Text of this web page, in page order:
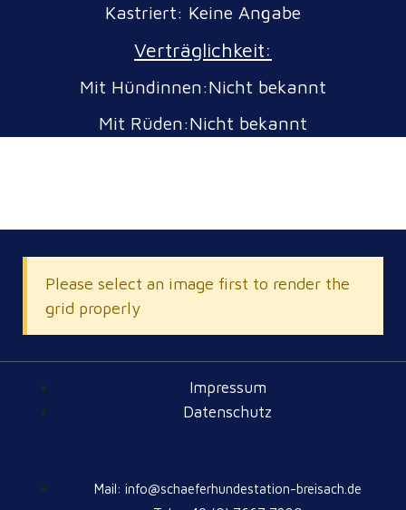
Kastriert: Keine Angabe
Verträglichkeit:
Mit Hündinnen:Nicht bekannt
Mit Rüden:Nicht bekannt
Please select an image first to render the
grid properly
Impressum
Datenschutz
Mail: info@schaeferhundestation-breisach.de